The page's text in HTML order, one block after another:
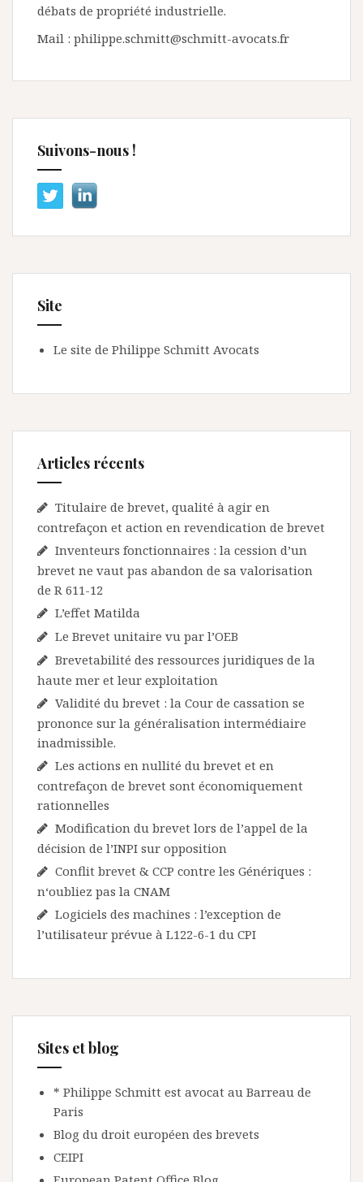
débats de propriété industrielle.
Mail : philippe.schmitt@schmitt-avocats.fr
Suivons-nous !
Site
Le site de Philippe Schmitt Avocats
Articles récents
Titulaire de brevet, qualité à agir en
contrefaçon et action en revendication de brevet
Inventeurs fonctionnaires : la cession d’un
brevet ne vaut pas abandon de sa valorisation
de R 611-12
L’effet Matilda
Le Brevet unitaire vu par l’OEB
Brevetabilité des ressources juridiques de la
haute mer et leur exploitation
Validité du brevet : la Cour de cassation se
prononce sur la généralisation intermédiaire
inadmissible.
Les actions en nullité du brevet et en
contrefaçon de brevet sont économiquement
rationnelles
Modification du brevet lors de l’appel de la
décision de l’INPI sur opposition
Conflit brevet & CCP contre les Génériques :
n‘oubliez pas la CNAM
Logiciels des machines : l’exception de
l’utilisateur prévue à L122-6-1 du CPI
Sites et blog
* Philippe Schmitt est avocat au Barreau de
Paris
Blog du droit européen des brevets
CEIPI